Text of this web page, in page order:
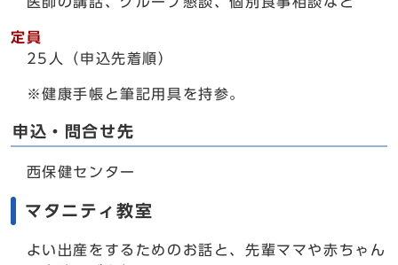
定員
25人（申込先着順）
※健康手帳と筆記用具を持参。
申込・問合せ先
西保健センター
マタニティ教室
よい出産をするためのお話と、先輩ママや赤ちゃん